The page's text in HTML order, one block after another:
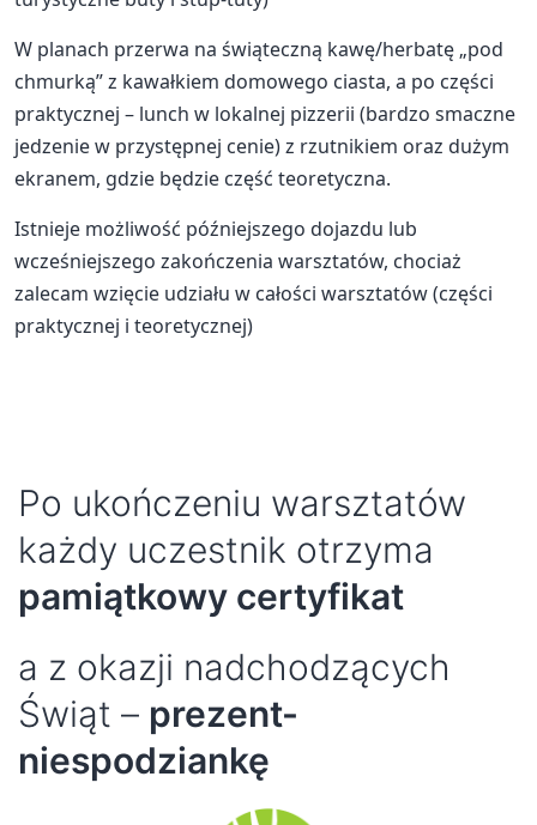
W planach przerwa na świąteczną kawę/herbatę „pod
chmurką” z kawałkiem domowego ciasta, a po części
praktycznej – lunch w lokalnej pizzerii (bardzo smaczne
jedzenie w przystępnej cenie) z rzutnikiem oraz dużym
ekranem, gdzie będzie część teoretyczna.
Istnieje możliwość późniejszego dojazdu lub
wcześniejszego zakończenia warsztatów, chociaż
zalecam wzięcie udziału w całości warsztatów (części
praktycznej i teoretycznej)
Po ukończeniu warsztatów
każdy uczestnik otrzyma
pamiątkowy certyfikat
a z okazji nadchodzących
Świąt – prezent-
niespodziankę